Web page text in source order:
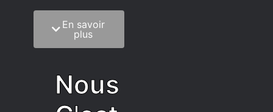
C’est quoi notre
méthode?
sagesse de la
vieillesse à une
En savoir
plus
Nous